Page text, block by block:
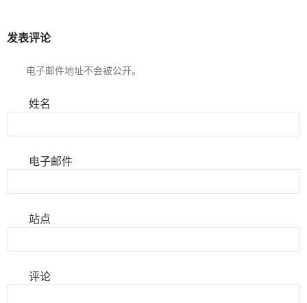
发表评论
电子邮件地址不会被公开。
姓名
电子邮件
站点
评论